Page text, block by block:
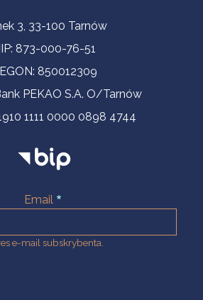
3, 33-100 Tarnów
873-000-76-51
850012309
PEKAO S.A. O/Tarnów
1111 0000 0898 4744
Email
e-mail subskrybenta.